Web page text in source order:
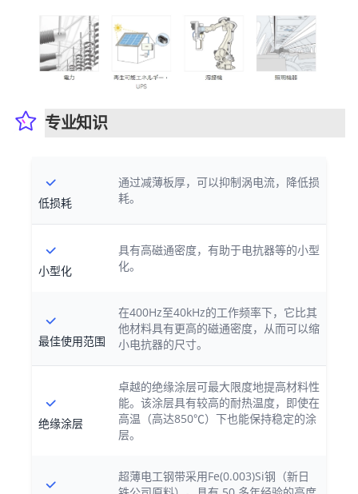
专业知识
低损耗
通过减薄板厚，可以抑制涡电流，降低损
耗。
小型化
具有高磁通密度，有助于电抗器等的小型
化。
最佳使用范围
在400Hz至40kHz的工作频率下，它比其
他材料具有更高的磁通密度，从而可以缩
小电抗器的尺寸。
绝缘涂层
卓越的绝缘涂层可最大限度地提高材料性
能。该涂层具有较高的耐热温度，即使在
高温（高达850℃）下也能保持稳定的涂
层。
超薄电工钢带采用Fe(0.003)Si钢（新日